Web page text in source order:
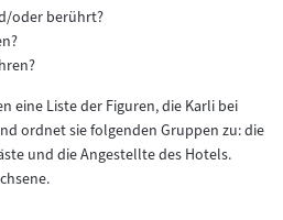
oder berührt?
eine Liste der Figuren, die Karli bei
ordnet sie folgenden Gruppen zu: die
und die Angestellte des Hotels.